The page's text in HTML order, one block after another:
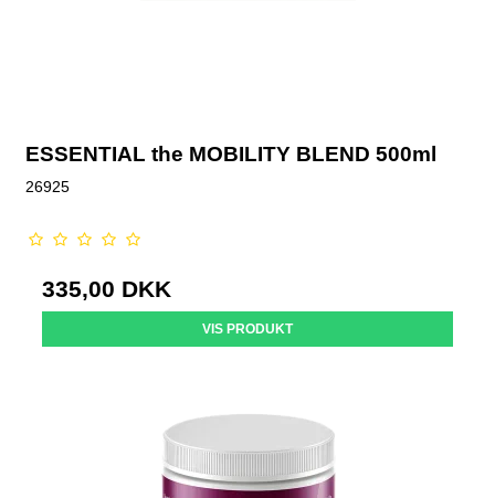
ESSENTIAL the MOBILITY BLEND 500ml
26925
335,00 DKK
VIS PRODUKT